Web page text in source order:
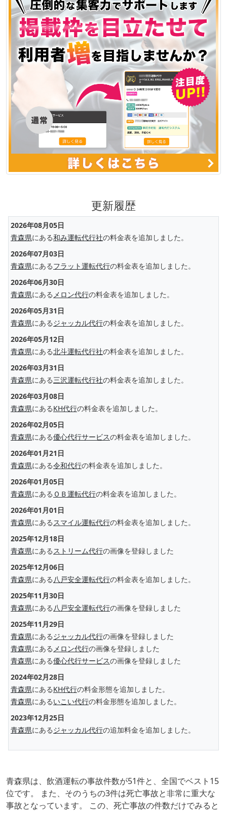
更新履歴
2026年08月05日
青森県にある和み運転代行社の料金表を追加しました。
2026年07月03日
青森県にあるフラット運転代行の料金表を追加しました。
2026年06月30日
青森県にある メロン代行の料金表を追加しました。
2026年05月31日
青森県にあるジャッカル代行の料金表を追加しました。
2026年05月12日
青森県にある北斗運転代行社の料金表を追加しました。
2026年03月31日
青森県にある三沢運転代行社の料金表を追加しました。
2026年03月08日
青森県にあるKH代行の料金表を追加しました。
2026年02月05日
青森県にある優心代行サービスの料金表を追加しました。
2026年01月21日
青森県にある令和代行の料金表を追加しました。
2026年01月05日
青森県にある ＯＢ運転代行の料金表を追加しました。
2026年01月01日
青森県にある スマイル運転代行の料金表を追加しました。
2025年12月18日
青森県にある ストリーム代行の画像を登録しました
2025年12月06日
青森県にある 八戸安全運転代行の料金表を追加しました。
2025年11月30日
青森県にある 八戸安全運転代行の画像を登録しました
2025年11月29日
青森県にあるジャッカル代行の画像を登録しました
青森県にある メロン代行の画像を登録しました
青森県にある優心代行サービスの画像を登録しました
2024年02月28日
青森県にあるKH代行の料金形態を追加しました。
青森県にあるいこい代行の料金形態を追加しました。
2023年12月25日
青森県にあるジャッカル代行の追加料金を追加しました。
青森県は、飲酒運転の事故件数が51件と、全国でベスト15
位です。 また、そのうちの3件は死亡事故と非常に重大な
事故となっています。 この、死亡事故の件数だけでみると